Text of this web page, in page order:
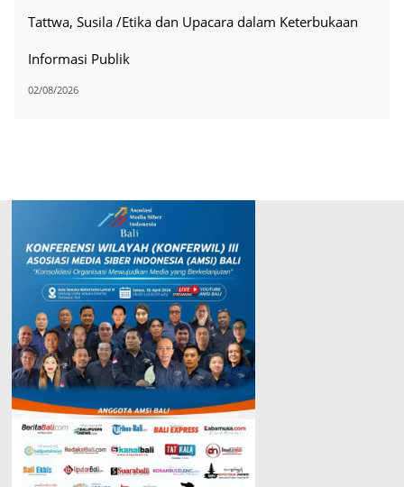
Tattwa, Susila /Etika dan Upacara dalam Keterbukaan
Informasi Publik
02/08/2026